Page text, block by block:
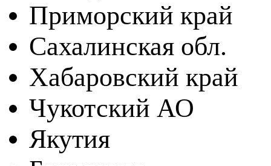
Приморский край
Сахалинская обл.
Хабаровский край
Чукотский АО
Якутия